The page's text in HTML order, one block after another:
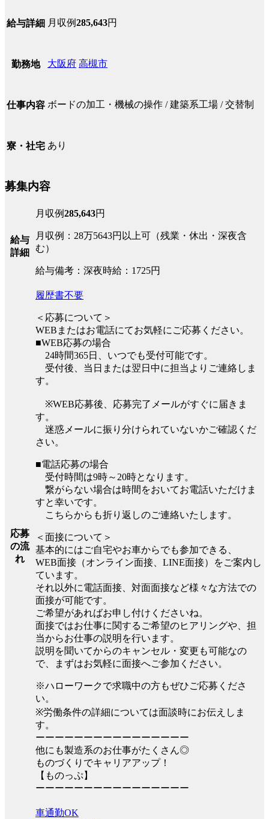
給与詳細 月収例285,643円
勤務地 大阪府 高槻市
仕事内容 ボードの加工・機械の操作 / 建築系工場 / 交替制
寮・社宅 あり
募集内容
給与
詳細
月収例285,643円
月収例：28万5643円以上可（残業・休出・深夜含
む）
給与備考：深夜時給：1725円
応募
の流
れ
履歴書不要
＜応募について＞
WEBまたはお電話にてお気軽にご応募ください。
■WEB応募の場合
24時間365日、いつでも受付可能です。
受付後、当日または翌日中に担当よりご連絡しま
す。
※WEB応募後、応募完了メールがすぐに届きま
す。
迷惑メールに振り分けられていないかご確認くだ
さい。
■電話応募の場合
受付時間は9時～20時となります。
繋がらない場合は時間をおいてお電話いただけま
すと幸いです。
こちらからも折り返しのご連絡いたします。
＜面接について＞
基本的にはご自宅やお車からでも参加できる、
WEB面接（オンライン面接、LINE面接）をご案内し
ています。
それ以外に電話面接、対面面接など様々な方法での
面接が可能です。
ご希望があればお申し付けくださいね。
面接ではお仕事に関するご希望のヒアリングや、担
当からお仕事の説明を行います。
説明を聞いてからのキャンセル・変更も可能なの
で、まずはお気軽に面接へご参加ください。
※ハローワークで求職中の方もぜひご応募くださ
い。
※労働条件の詳細については面談時にお伝えしま
す。
ーーーーーーーーーーーーーーーー
他にも製造系のお仕事がたくさん◎
ものづくりでキャリアアップ！
【ものっぷ】
ーーーーーーーーーーーーーーーー
車通勤OK